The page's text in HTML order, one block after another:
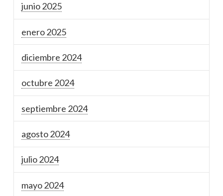
junio 2025
enero 2025
diciembre 2024
octubre 2024
septiembre 2024
agosto 2024
julio 2024
mayo 2024